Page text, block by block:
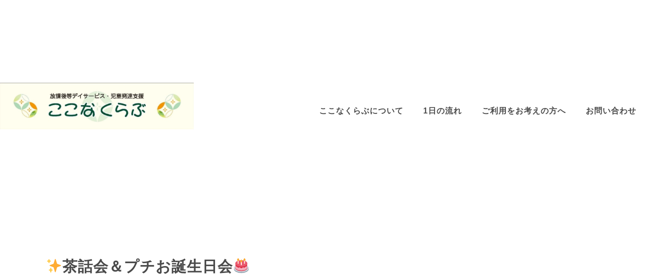
ここなくらぶについて 1日の流れ ご利用をお考えの方へ お問い合わせ
茶話会＆プチお誕生日会